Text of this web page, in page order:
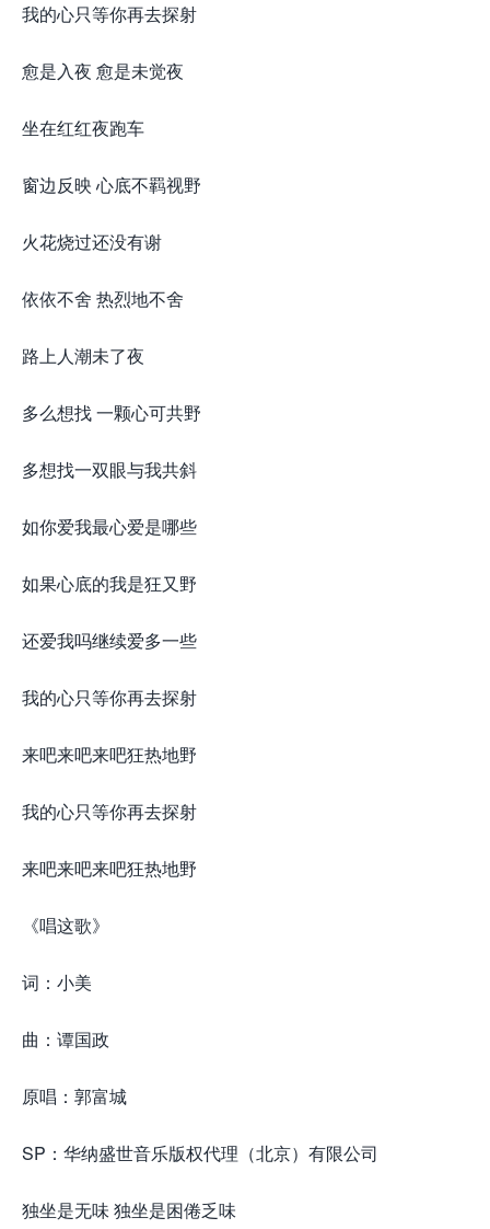
我的心只等你再去探射
愈是入夜 愈是未觉夜
坐在红红夜跑车
窗边反映 心底不羁视野
火花烧过还没有谢
依依不舍 热烈地不舍
路上人潮未了夜
多么想找 一颗心可共野
多想找一双眼与我共斜
如你爱我最心爱是哪些
如果心底的我是狂又野
还爱我吗继续爱多一些
我的心只等你再去探射
来吧来吧来吧狂热地野
我的心只等你再去探射
来吧来吧来吧狂热地野
《唱这歌》
词：小美
曲：谭国政
原唱：郭富城
SP：华纳盛世音乐版权代理（北京）有限公司
独坐是无味 独坐是困倦乏味